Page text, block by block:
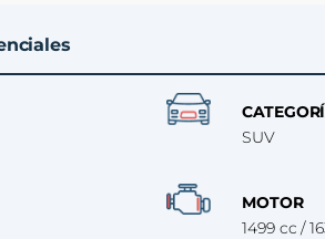
SUV
MOTOR
1499 cc /